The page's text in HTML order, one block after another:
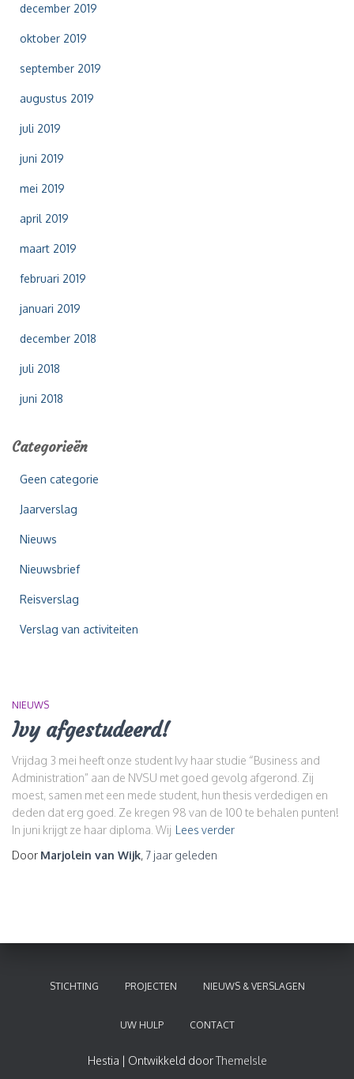
december 2019
oktober 2019
september 2019
augustus 2019
juli 2019
juni 2019
mei 2019
april 2019
maart 2019
februari 2019
januari 2019
december 2018
juli 2018
juni 2018
Categorieën
Geen categorie
Jaarverslag
Nieuws
Nieuwsbrief
Reisverslag
Verslag van activiteiten
NIEUWS
Ivy afgestudeerd!
Vrijdag 3 mei heeft onze student Ivy haar studie “Business and
Administration” aan de NVSU met goed gevolg afgerond. Zij
moest, samen met een mede student, hun thesis verdedigen en
deden dat erg goed. Ze kregen 98 van de 100 te behalen punten!
In juni krijgt ze haar diploma. Wij Lees verder
Door Marjolein van Wijk, 7 jaar geleden
STICHTING PROJECTEN NIEUWS & VERSLAGEN
UW HULP CONTACT
Hestia | Ontwikkeld doorThemeIsle